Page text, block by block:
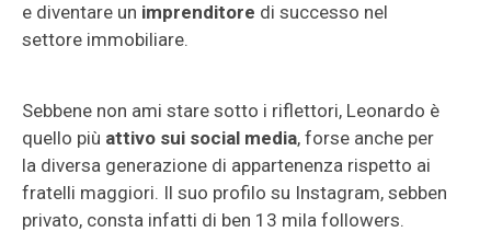
e diventare un imprenditore di successo nel
settore immobiliare.
Sebbene non ami stare sotto i riflettori, Leonardo è
quello più attivo sui social media, forse anche per
la diversa generazione di appartenenza rispetto ai
fratelli maggiori. Il suo profilo su Instagram, sebben
privato, consta infatti di ben 13 mila followers.